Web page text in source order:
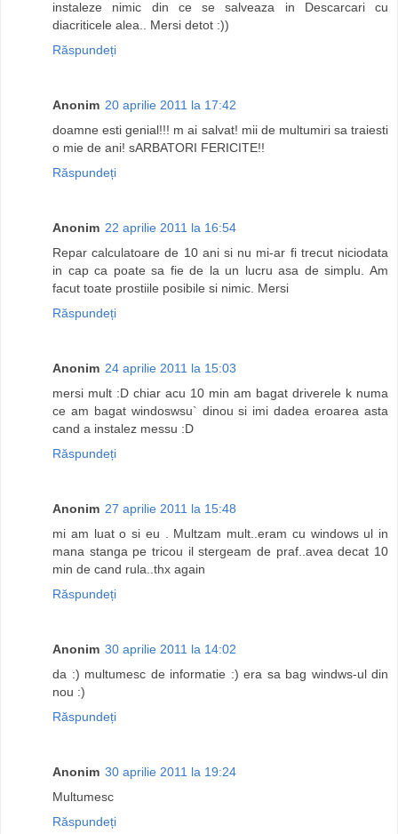
instaleze nimic din ce se salveaza in Descarcari cu
diacriticele alea.. Mersi detot :))
Răspundeți
Anonim 20 aprilie 2011 la 17:42
doamne esti genial!!! m ai salvat! mii de multumiri sa traiesti
o mie de ani! sARBATORI FERICITE!!
Răspundeți
Anonim 22 aprilie 2011 la 16:54
Repar calculatoare de 10 ani si nu mi-ar fi trecut niciodata
in cap ca poate sa fie de la un lucru asa de simplu. Am
facut toate prostiile posibile si nimic. Mersi
Răspundeți
Anonim 24 aprilie 2011 la 15:03
mersi mult :D chiar acu 10 min am bagat driverele k numa
ce am bagat windoswsu` dinou si imi dadea eroarea asta
cand a instalez messu :D
Răspundeți
Anonim 27 aprilie 2011 la 15:48
mi am luat o si eu . Multzam mult..eram cu windows ul in
mana stanga pe tricou il stergeam de praf..avea decat 10
min de cand rula..thx again
Răspundeți
Anonim 30 aprilie 2011 la 14:02
da :) multumesc de informatie :) era sa bag windws-ul din
nou :)
Răspundeți
Anonim 30 aprilie 2011 la 19:24
Multumesc
Răspundeți